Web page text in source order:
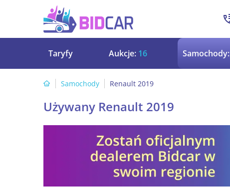
Taryfy Aukcje: 16 Samochody:
Samochody Renault 2019
Używany Renault 2019